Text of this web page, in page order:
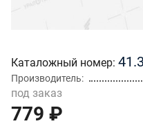
Каталожный номер
Производитель
под заказ
779 ₽